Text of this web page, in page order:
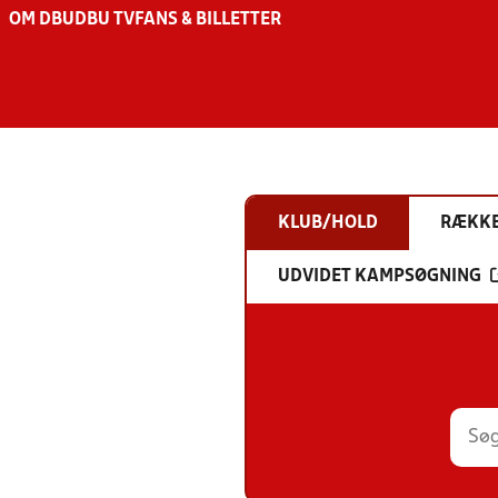
OM DBU DBU TV FANS & BILLETTER
KLUB/HOLD
UDVIDET KAMPSØGNING